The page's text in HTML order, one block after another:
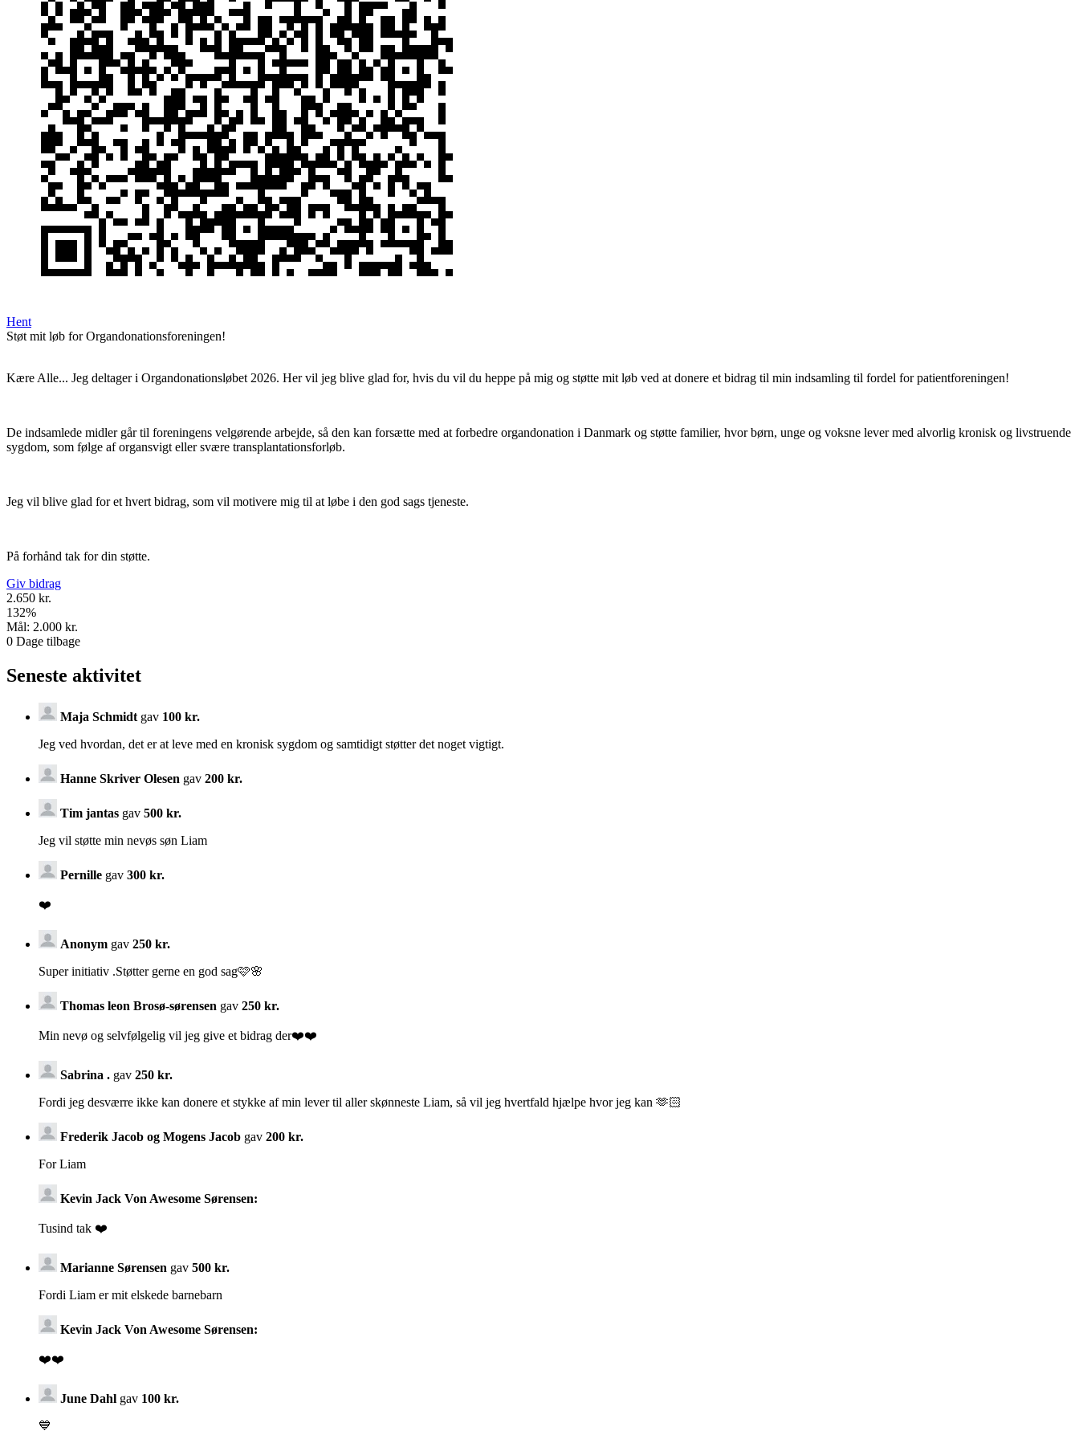
Hent
Støt mit løb for Organdonationsforeningen!
Kære Alle... Jeg deltager i Organdonationsløbet 2026. Her vil jeg blive glad for, hvis du vil du heppe på mig og støtte mit løb ved at donere et bidrag til min indsamling til fordel for patientforeningen!
De indsamlede midler går til foreningens velgørende arbejde, så den kan forsætte med at forbedre organdonation i Danmark og støtte familier, hvor børn, unge og voksne lever med alvorlig kronisk og livstruende
sygdom, som følge af organsvigt eller svære transplantationsforløb.
Jeg vil blive glad for et hvert bidrag, som vil motivere mig til at løbe i den god sags tjeneste.
På forhånd tak for din støtte.
Giv bidrag
2.650 kr.
132%
Mål: 2.000 kr.
0 Dage tilbage
Seneste aktivitet
Maja Schmidt gav 100 kr.
Jeg ved hvordan, det er at leve med en kronisk sygdom og samtidigt støtter det noget vigtigt.
Hanne Skriver Olesen gav 200 kr.
Tim jantas gav 500 kr.
Jeg vil støtte min nevøs søn Liam
Pernille gav 300 kr.
❤️
Anonym gav 250 kr.
Super initiativ .Støtter gerne en god sag🩷🌸
Thomas leon Brosø-sørensen gav 250 kr.
Min nevø og selvfølgelig vil jeg give et bidrag der❤️❤️
Sabrina . gav 250 kr.
Fordi jeg desværre ikke kan donere et stykke af min lever til aller skønneste Liam, så vil jeg hvertfald hjælpe hvor jeg kan 🫶🏻
Frederik Jacob og Mogens Jacob gav 200 kr.
For Liam
Kevin Jack Von Awesome Sørensen:
Tusind tak ❤️
Marianne Sørensen gav 500 kr.
Fordi Liam er mit elskede barnebarn
Kevin Jack Von Awesome Sørensen:
❤️❤️
June Dahl gav 100 kr.
💙